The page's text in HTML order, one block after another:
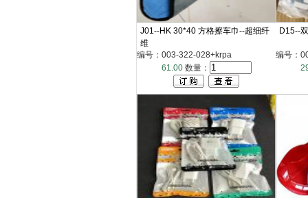
J01--HK 30*40 方格擦车巾--超细纤
维
编号：003-322-028+krpa
61.00数量：
D15--
编号：